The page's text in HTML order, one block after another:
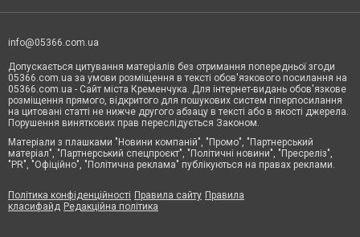
info@05366.com.ua
Допускається цитування матеріалів без отримання попередньої згоди
05366.com.ua за умови розміщення в тексті обов'язкового посилання на
05366.com.ua - Сайт міста Кременчука. Для інтернет-видань обов'язкове
розміщення прямого, відкритого для пошукових систем гіперпосилання
на цитовані статті не нижче другого абзацу в тексті або в якості джерела.
Порушення виняткових прав переслідується Законом.
Матеріали з плашками "Новини компаній", "Промо", "Партнерський
матеріал", "Партнерський спецпроєкт", "Політичні новини", "Пресреліз",
"PR", "Офіційно", "Політична реклама" публікуються на правах реклами.
Політика конфіденційності Правила сайту Правила
класифайд Редакційна політика